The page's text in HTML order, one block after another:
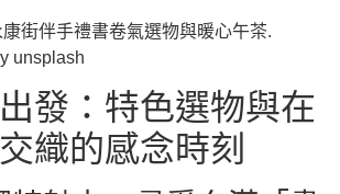
街伴手禮書卷氣選物與暖心午茶.
unsplash
發：特色選物與在
織的感念時刻